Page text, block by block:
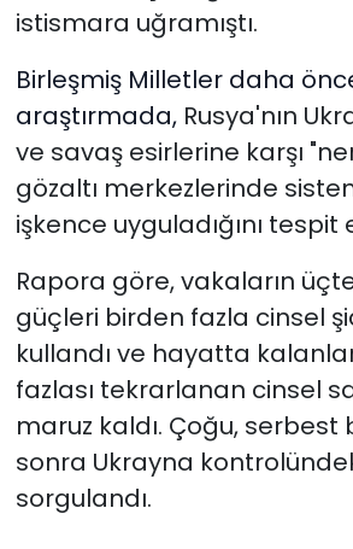
istismara uğramıştı.
Birleşmiş Milletler daha
araştırmada,Rusya'nın
ve savaş esirlerine karşı
gözaltı merkezlerinde
işkence uyguladığını tespit
Rapora göre, vakaların
güçleri birden fazla cinsel
kullandı ve hayatta
fazlası tekrarlanan cinsel
maruz kaldı. Çoğu, serbest
sonra Ukrayna
sorgulandı.